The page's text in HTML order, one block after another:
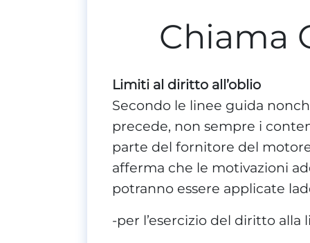
Chiama
Limiti al diritto all’oblio
Secondo le linee guida
precede, non sempre i
parte del fornitore del motore
afferma che le motivazioni
potranno essere applicate
-per l’esercizio del diritto